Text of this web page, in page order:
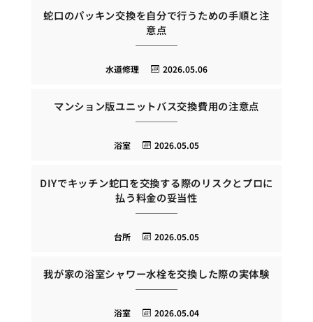
蛇口のパッキン交換を自分で行うための手順と注
意点
2026.05.06
水道修理
マンション版ユニットバス交換費用の注意点
2026.05.05
浴室
DIYでキッチン蛇口を交換する際のリスクとプロに
払う料金の妥当性
2026.05.05
台所
我が家の浴室シャワー水栓を交換した際の実体験
2026.05.04
浴室